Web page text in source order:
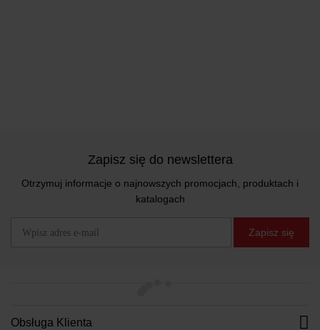
Zapisz się do newslettera
Otrzymuj informacje o najnowszych promocjach, produktach i
katalogach
Zapisz się
Obsługa Klienta